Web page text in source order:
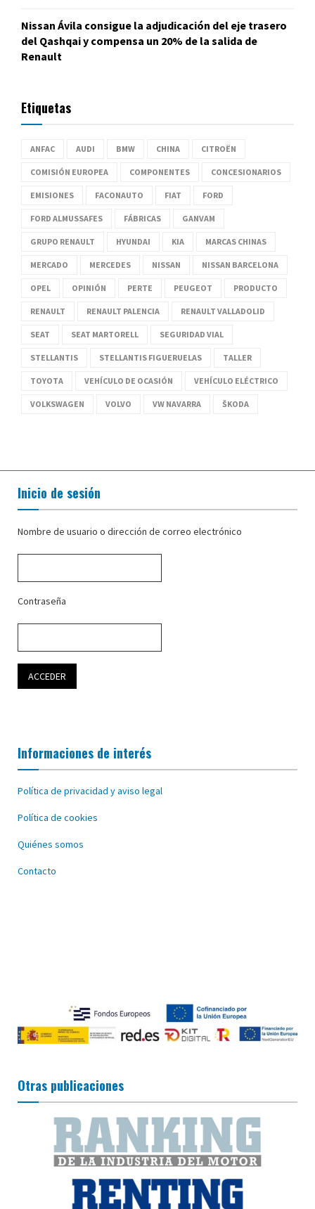
Nissan Ávila consigue la adjudicación del eje trasero
del Qashqai y compensa un 20% de la salida de
Renault
Etiquetas
ANFAC AUDI BMW CHINA CITROËN
COMISIÓN EUROPEA COMPONENTES CONCESIONARIOS
EMISIONES FACONAUTO FIAT FORD
FORD ALMUSSAFES FÁBRICAS GANVAM
GRUPO RENAULT HYUNDAI KIA MARCAS CHINAS
MERCADO MERCEDES NISSAN NISSAN BARCELONA
OPEL OPINIÓN PERTE PEUGEOT PRODUCTO
RENAULT RENAULT PALENCIA RENAULT VALLADOLID
SEAT SEAT MARTORELL SEGURIDAD VIAL
STELLANTIS STELLANTIS FIGUERUELAS TALLER
TOYOTA VEHÍCULO DE OCASIÓN VEHÍCULO ELÉCTRICO
VOLKSWAGEN VOLVO VW NAVARRA ŠKODA
Inicio de sesión
Nombre de usuario o dirección de correo electrónico
Contraseña
Informaciones de interés
Política de privacidad y aviso legal
Política de cookies
Quiénes somos
Contacto
Otras publicaciones